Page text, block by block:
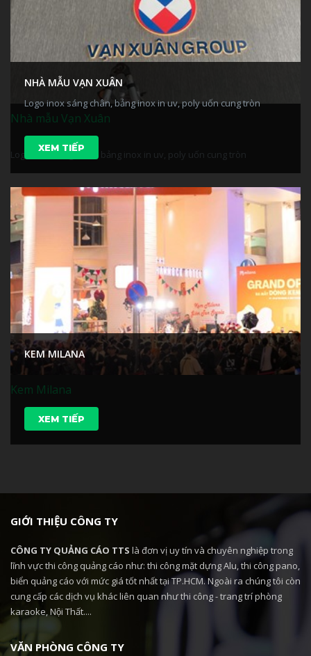
NHÀ MẪU VẠN XUÂN
Logo inox sáng chân, bảng inox in uv, poly uốn cung tròn
XEM TIẾP
Nhà mẫu Vạn Xuân
Logo inox sáng chân, bảng inox in uv, poly uốn cung tròn
KEM MILANA
XEM TIẾP
Kem Milana
GIỚI THIỆU CÔNG TY
CÔNG TY QUẢNG CÁO TTS là đơn vị uy tín và chuyên nghiệp trong
lĩnh vực thi công quảng cáo như: thi công mặt dựng Alu, thi công pano,
biển quảng cáo với mức giá tốt nhất tại TP.HCM. Ngoài ra chúng tôi còn
cung cấp các dịch vụ khác liên quan như thi công - trang trí phòng
karaoke, Nội Thất....
VĂN PHÒNG CÔNG TY